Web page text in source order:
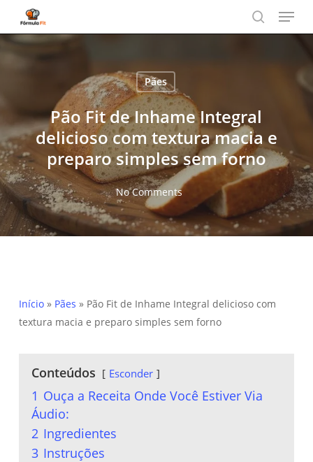
main
search
Menu
Pães
Pão Fit de Inhame Integral
delicioso com textura macia e
preparo simples sem forno
No Comments
Início» Pães » Pão Fit de Inhame Integral delicioso com
textura macia e preparo simples sem forno
Conteúdos Esconder
1 Ouça a Receita Onde Você Estiver Via
Áudio:
2 Ingredientes
3 Instruções